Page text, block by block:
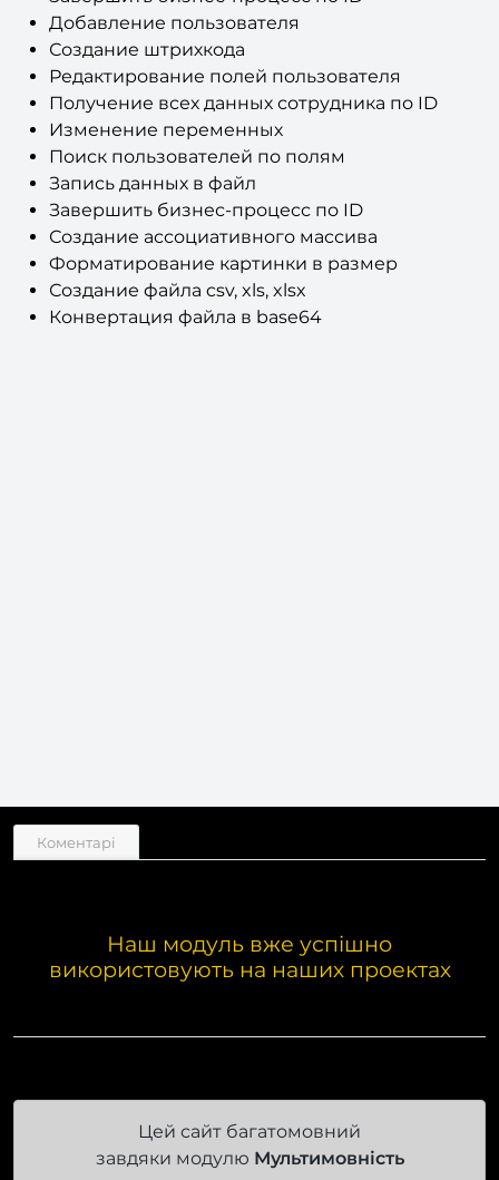
Создание штрихкода
Редактирование полей пользователя
Получение всех данных сотрудника по ID
Изменение переменных
Поиск пользователей по полям
Запись данных в файл
Завершить бизнес-процесс по ID
Создание ассоциативного массива
Форматирование картинки в размер
Создание файла csv, xls, xlsx
Конвертация файла в base64
Коментарі
використовують на наших проектах
Цей сайт багатомовний
завдяки модулю
Мультимовність